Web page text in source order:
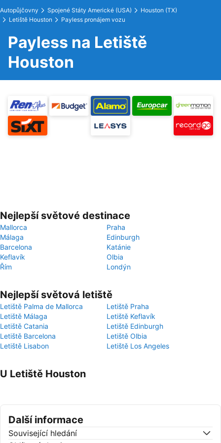
Autopůjčovny Spojené Státy Americké (USA)
Houston (TX)
Letiště Houston
Payless pronájem vozu
Payless na Letiště
Houston
Nejlepší světové destinace
Mallorca
Praha
Málaga
Edinburgh
Barcelona
Katánie
Keflavík
Olbia
Řím
Londýn
Nejlepší světová letiště
Letiště Palma de Mallorca
Letiště Praha
Letiště Málaga
Letiště Keflavík
Letiště Catania
Letiště Edinburgh
Letiště Barcelona
Letiště Olbia
Letiště Lisabon
Letiště Los Angeles
U Letiště Houston
Další informace
Související hledání